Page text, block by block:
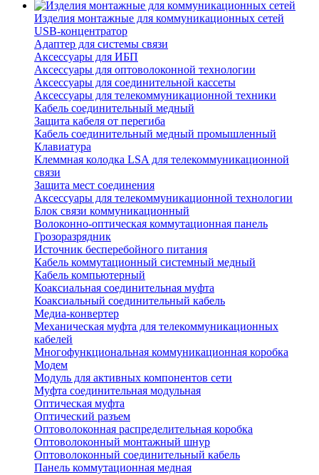
Изделия монтажные для коммуникационных сетей
USB-концентратор
Адаптер для системы связи
Аксессуары для ИБП
Аксессуары для оптоволоконной технологии
Аксессуары для соединительной кассеты
Аксессуары для телекоммуникационной техники
Кабель соединительный медный
Защита кабеля от перегиба
Кабель соединительный медный промышленный
Клавиатура
Клеммная колодка LSA для телекоммуникационной
связи
Защита мест соединения
Аксессуары для телекоммуникационной технологии
Блок связи коммуникационный
Волоконно-оптическая коммутационная панель
Грозоразрядник
Источник бесперебойного питания
Кабель коммутационный системный медный
Кабель компьютерный
Коаксиальная соединительная муфта
Коаксиальный соединительный кабель
Медиа-конвертер
Механическая муфта для телекоммуникационных
кабелей
Многофункциональная коммуникационная коробка
Модем
Модуль для активных компонентов сети
Муфта соединительная модульная
Оптическая муфта
Оптический разъем
Оптоволоконная распределительная коробка
Оптоволоконный монтажный шнур
Оптоволоконный соединительный кабель
Панель коммутационная медная